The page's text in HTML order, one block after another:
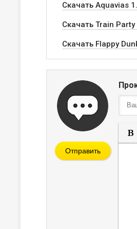
Скачать Aquavias
Скачать Train Party
Скачать Flappy
Отправить